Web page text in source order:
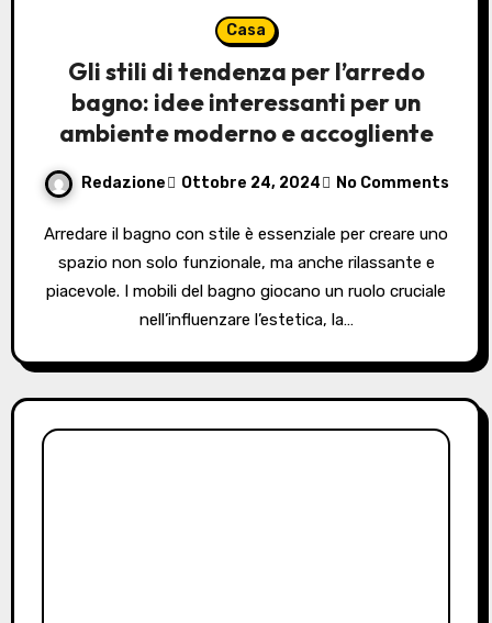
Casa
Gli stili di tendenza per l’arredo
bagno: idee interessanti per un
ambiente moderno e accogliente
Redazione Ottobre 24, 2024 No Comments
Arredare il bagno con stile è essenziale per creare uno
spazio non solo funzionale, ma anche rilassante e
piacevole. I mobili del bagno giocano un ruolo cruciale
nell’influenzare l’estetica, la…